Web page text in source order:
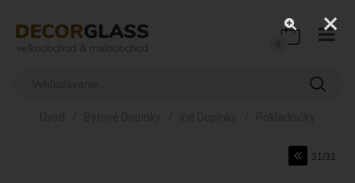
31/31